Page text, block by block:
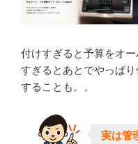
付けすぎると予算をオ
すぎるとあとでやっぱ
することも。。
実は管